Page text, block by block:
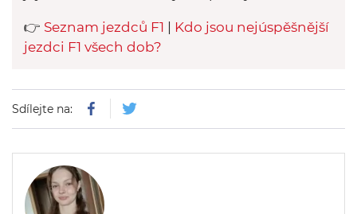
👉 Seznam jezdců F1
Kdo jsou nejúspěšnější
jezdci F1 všech dob?
Sdílejte na: